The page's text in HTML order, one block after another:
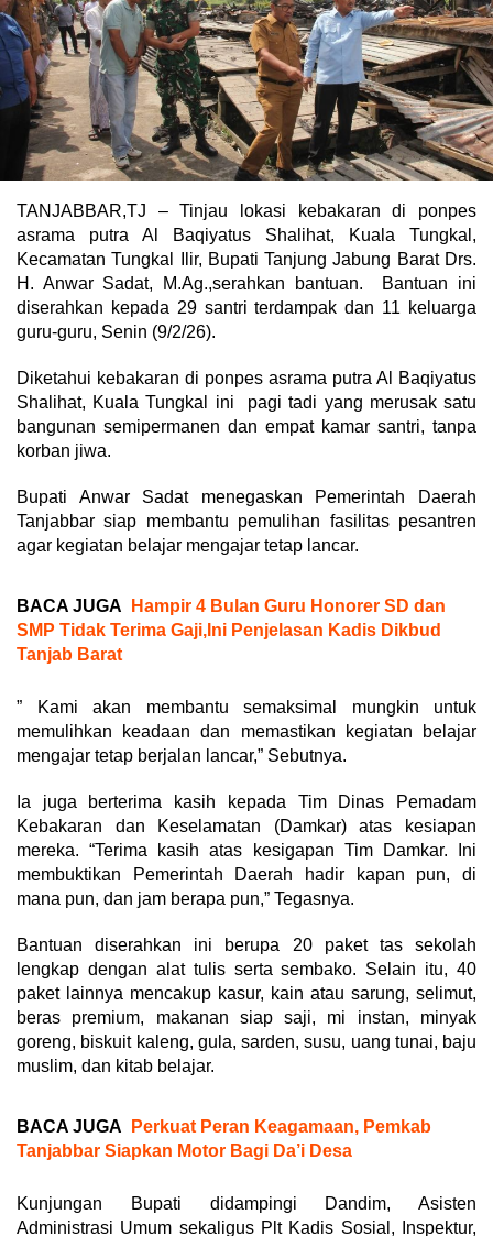
TANJABBAR,TJ – Tinjau lokasi kebakaran di ponpes
asrama putra Al Baqiyatus Shalihat, Kuala Tungkal,
Kecamatan Tungkal Ilir, Bupati Tanjung Jabung Barat Drs.
H. Anwar Sadat, M.Ag.,serahkan bantuan. Bantuan ini
diserahkan kepada 29 santri terdampak dan 11 keluarga
guru-guru, Senin (9/2/26).
Diketahui kebakaran di ponpes asrama putra Al Baqiyatus
Shalihat, Kuala Tungkal ini pagi tadi yang merusak satu
bangunan semipermanen dan empat kamar santri, tanpa
korban jiwa.
Bupati Anwar Sadat menegaskan Pemerintah Daerah
Tanjabbar siap membantu pemulihan fasilitas pesantren
agar kegiatan belajar mengajar tetap lancar.
BACA JUGA
Hampir 4 Bulan Guru Honorer SD dan
SMP Tidak Terima Gaji,Ini Penjelasan Kadis Dikbud
Tanjab Barat
” Kami akan membantu semaksimal mungkin untuk
memulihkan keadaan dan memastikan kegiatan belajar
mengajar tetap berjalan lancar,” Sebutnya.
Ia juga berterima kasih kepada Tim Dinas Pemadam
Kebakaran dan Keselamatan (Damkar) atas kesiapan
mereka. “Terima kasih atas kesigapan Tim Damkar. Ini
membuktikan Pemerintah Daerah hadir kapan pun, di
mana pun, dan jam berapa pun,” Tegasnya.
Bantuan diserahkan ini berupa 20 paket tas sekolah
lengkap dengan alat tulis serta sembako. Selain itu, 40
paket lainnya mencakup kasur, kain atau sarung, selimut,
beras premium, makanan siap saji, mi instan, minyak
goreng, biskuit kaleng, gula, sarden, susu, uang tunai, baju
muslim, dan kitab belajar.
BACA JUGA
Perkuat Peran Keagamaan, Pemkab
Tanjabbar Siapkan Motor Bagi Da’i Desa
Kunjungan Bupati didampingi Dandim, Asisten
Administrasi Umum sekaligus Plt Kadis Sosial, Inspektur,